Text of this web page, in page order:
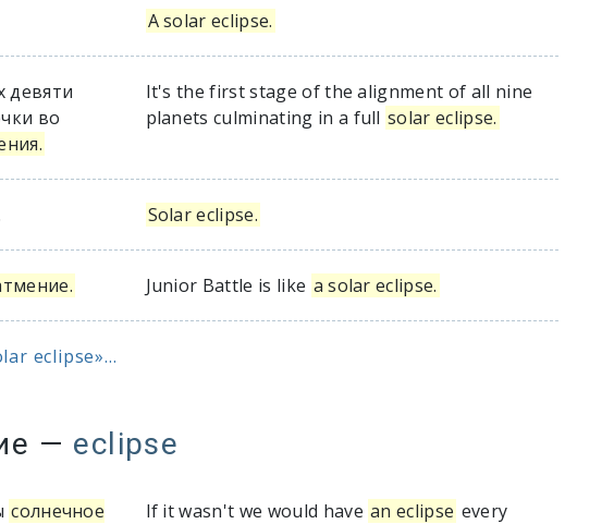
A solar eclipse.
девяти
во
It's the first stage of the alignment of all nine
planets culminating in a full solar eclipse.
Solar eclipse.
Junior Battle is like a solar eclipse.
eclipse»...
— eclipse
солнечное
If it wasn't we would have an eclipse every